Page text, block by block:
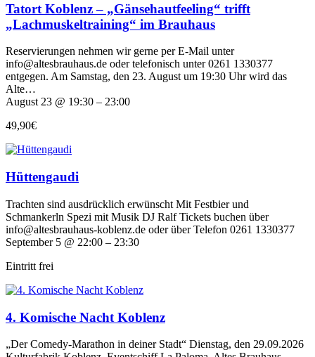
Tatort Koblenz – „Gänsehautfeeling“ trifft
„Lachmuskeltraining“ im Brauhaus
Reservierungen nehmen wir gerne per E-Mail unter
info@altesbrauhaus.de oder telefonisch unter 0261 1330377
entgegen. Am Samstag, den 23. August um 19:30 Uhr wird das
Alte…
August 23 @ 19:30 – 23:00
49,90€
Hüttengaudi
Trachten sind ausdrücklich erwünscht Mit Festbier und
Schmankerln Spezi mit Musik DJ Ralf Tickets buchen über
info@altesbrauhaus-koblenz.de oder über Telefon 0261 1330377
September 5 @ 22:00 – 23:30
Eintritt frei
4. Komische Nacht Koblenz
„Der Comedy-Marathon in deiner Stadt“ Dienstag, den 29.09.2026